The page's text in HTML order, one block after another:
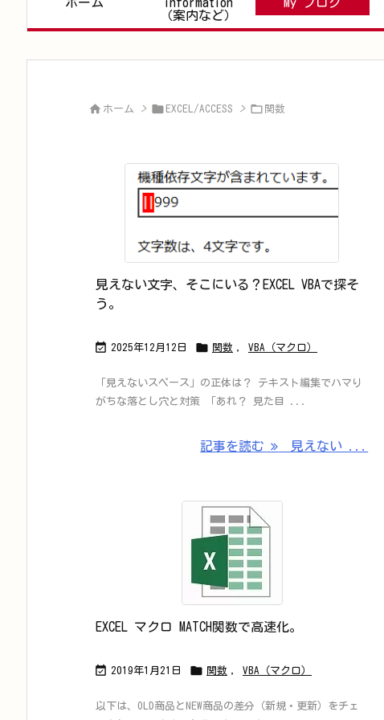
（案内など）
 ホーム >  EXCEL/ACCESS >  関数
見えない文字、そこにいる？EXCEL VBAで探そ
う。
 2025年12月12日  関数 , VBA（マクロ）
「見えないスペース」の正体は？ テキスト編集でハマり
がちな落とし穴と対策 「あれ？ 見た目 ...
記事を読む 見えない ...
EXCEL マクロ MATCH関数で高速化。
 2019年1月21日  関数 , VBA（マクロ）
以下は、OLD商品とNEW商品の差分（新規・更新）をチェ